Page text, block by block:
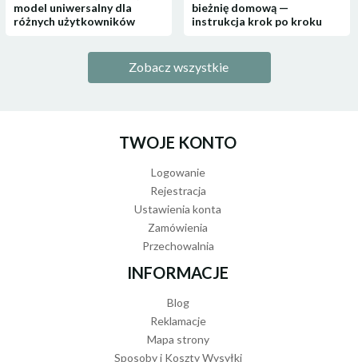
model uniwersalny dla
różnych użytkowników
bieżnię domową —
instrukcja krok po kroku
Zobacz wszystkie
TWOJE KONTO
Logowanie
Rejestracja
Ustawienia konta
Zamówienia
Przechowalnia
INFORMACJE
Blog
Reklamacje
Mapa strony
Sposoby i Koszty Wysyłki